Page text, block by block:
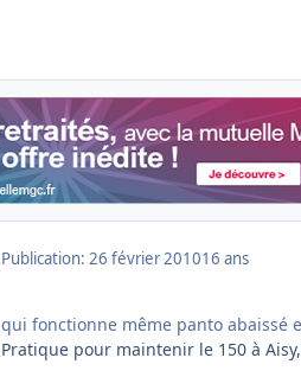
Publication: 26 février 201016 ans
qui fonctionne même panto abaissé
Pratique pour maintenir le 150 à